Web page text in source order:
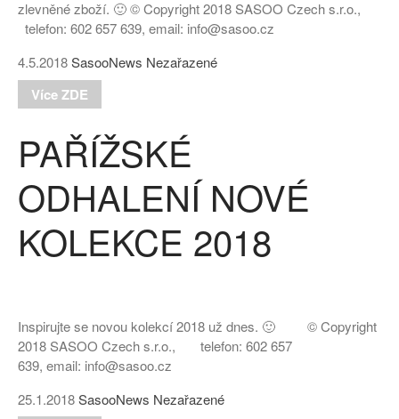
zlevněné zboží. 🙂 © Copyright 2018 SASOO Czech s.r.o.,
telefon: 602 657 639, email: info@sasoo.cz
4.5.2018SasooNews Nezařazené
Více ZDE
PAŘÍŽSKÉ
ODHALENÍ NOVÉ
KOLEKCE 2018
Inspirujte se novou kolekcí 2018 už dnes. 🙂 © Copyright
2018 SASOO Czech s.r.o., telefon: 602 657
639, email: info@sasoo.cz
25.1.2018SasooNews Nezařazené